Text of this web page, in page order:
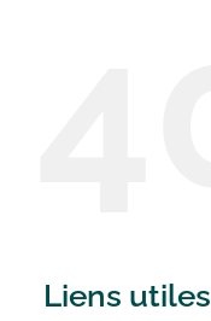
Liens utiles